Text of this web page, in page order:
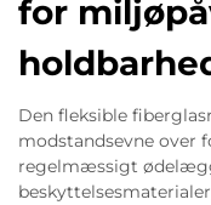
for
Den fleksible
modstandsevne over
regelmæssigt